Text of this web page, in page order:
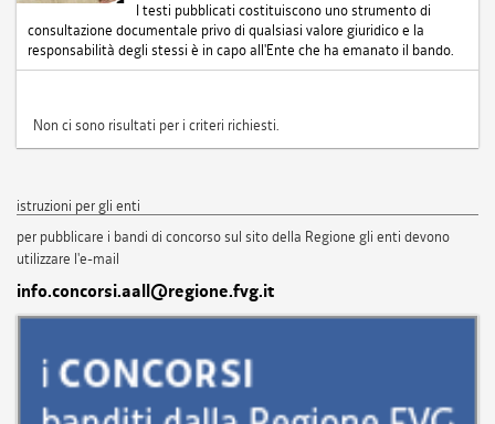
I testi pubblicati costituiscono uno strumento di
consultazione documentale privo di qualsiasi valore giuridico e la
responsabilità degli stessi è in capo all'Ente che ha emanato il bando.
Non ci sono risultati per i criteri richiesti.
istruzioni per gli enti
per pubblicare i bandi di concorso sul sito della Regione gli enti devono
utilizzare l'e-mail
info.concorsi.aall@regione.fvg.it